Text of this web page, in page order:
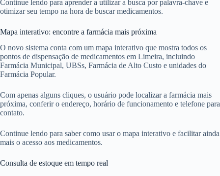
Continue lendo para aprender a utilizar a busca por palavra-chave e
otimizar seu tempo na hora de buscar medicamentos.
Mapa interativo: encontre a farmácia mais próxima
O novo sistema conta com um mapa interativo que mostra todos os
pontos de dispensação de medicamentos em Limeira, incluindo
Farmácia Municipal, UBSs, Farmácia de Alto Custo e unidades do
Farmácia Popular.
Com apenas alguns cliques, o usuário pode localizar a farmácia mais
próxima, conferir o endereço, horário de funcionamento e telefone para
contato.
Continue lendo para saber como usar o mapa interativo e facilitar ainda
mais o acesso aos medicamentos.
Consulta de estoque em tempo real